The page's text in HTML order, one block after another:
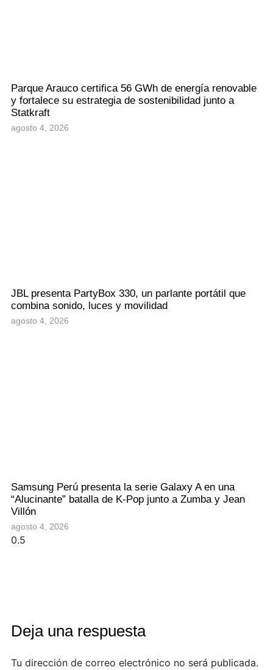
Parque Arauco certifica 56 GWh de energía renovable
y fortalece su estrategia de sostenibilidad junto a
Statkraft
agosto 4, 2026
JBL presenta PartyBox 330, un parlante portátil que
combina sonido, luces y movilidad
agosto 4, 2026
Samsung Perú presenta la serie Galaxy A en una
“Alucinante” batalla de K-Pop junto a Zumba y Jean
Villón
agosto 4, 2026
Deja una respuesta
Tu dirección de correo electrónico no será publicada.